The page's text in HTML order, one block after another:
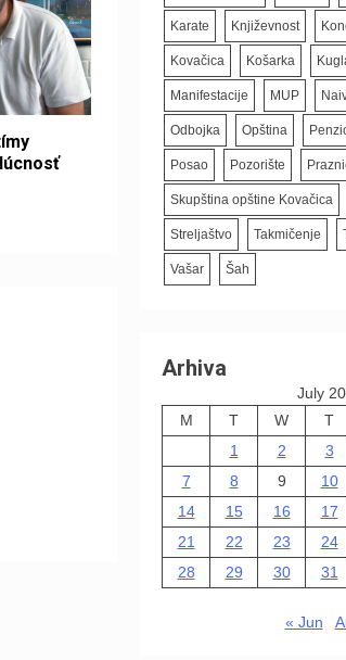
Karate Književnost
Kovačica Košarka
Manifestacije MUP
Odbojka Opština
Posao Pozorište
Skupština opštine Kovačica
Streljaštvo Takmičenje
Vašar Šah
Arhiva
July
M
T W T
1
2 3
7
8 9 10
14
15 16 17
21
22 23 24
28
29 30 31
« Jun